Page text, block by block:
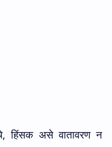
हिंसक असे वातावरण न